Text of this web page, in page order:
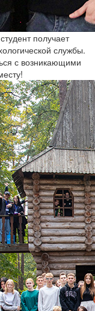
получает
службы.
с возникающими